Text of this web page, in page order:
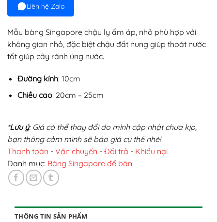
Liên hệ Zalo
Mẫu bàng Singapore chậu ly ấm áp, nhỏ phù hợp với
không gian nhỏ, đặc biệt chậu đất nung giúp thoát nước
tốt giúp cây ránh úng nước.
Đường kính: 10cm
Chiều cao: 20cm – 25cm
*Lưu ý: Giá có thể thay đổi do mình cập nhật chưa kịp,
bạn thông cảm mình sẽ báo giá cụ thể nhé!
Thanh toán - Vận chuyển - Đổi trả - Khiếu nại
Danh mục: Bàng Singapore để bàn
THÔNG TIN SẢN PHẨM